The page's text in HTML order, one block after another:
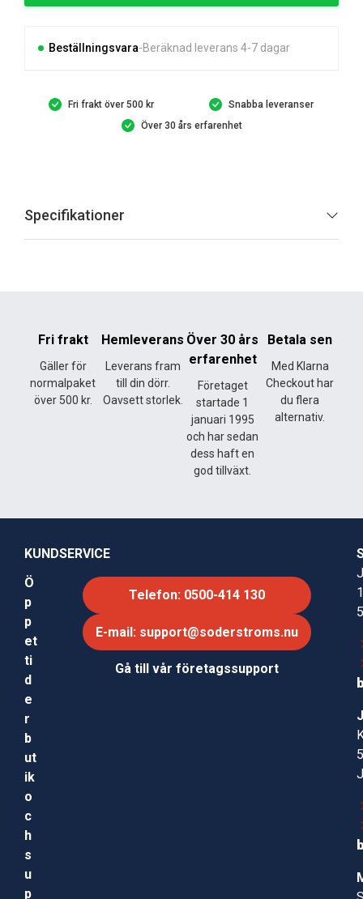
ECONOMY
mängdBeställningsvara Beräknad leverans 4-7 dagar
Fri frakt över 500 kr
Snabba leveranser
Över 30 års erfarenhet
Specifikationer
Fri frakt
Gäller för
normalpaket
över 500 kr.
Hemleverans
Leverans fram
till din dörr.
Oavsett storlek.
Över 30 års
erfarenhet
Företaget
startade 1
januari 1995
och har sedan
dess haft en
god tillväxt.
Betala sen
Med Klarna
Checkout har
du flera
alternativ.
KUNDSERVICE
Ö
p
p
et
ti
d
e
r
b
ut
ik
o
c
h
s
u
p
Telefon: 0500-414 130
E-mail: support@soderstroms.nu
Gå till vår företagssupport